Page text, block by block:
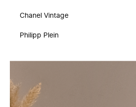
Chanel Vintage
Philipp Plein